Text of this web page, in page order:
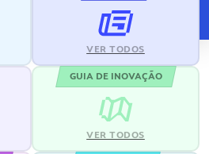
VER TODOS
GUIA DE INOVAÇÃO
VER TODOS